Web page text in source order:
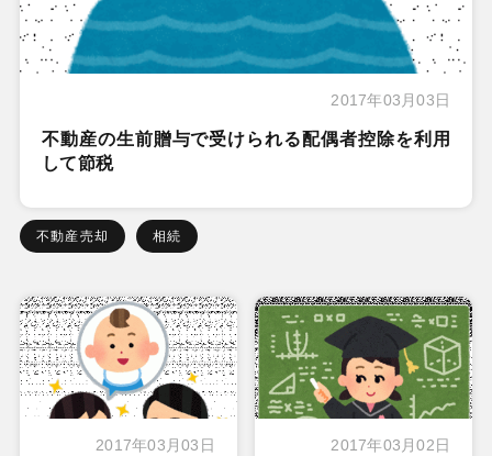
2017年03月03日
不動産の生前贈与で受けられる配偶者控除を利用
して節税
不動産売却 相続
2017年03月03日 2017年03月02日